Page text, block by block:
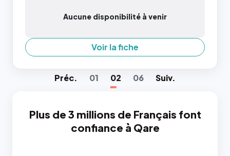
Aucune disponibilité à venir
Voir la fiche
Préc. 01 02 06 Suiv.
Plus de 3 millions de Français font
confiance à Qare